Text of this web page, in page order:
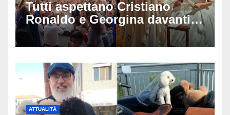
Tutti aspettano Cristiano
Ronaldo e Georgina davanti
alla cattedrale: ma il
matrimonio era di un’altra
ATTUALITÀ